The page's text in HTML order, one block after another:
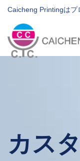
Caicheng Printingはプ
カス